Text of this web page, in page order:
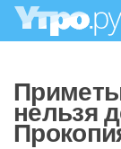
нельзя